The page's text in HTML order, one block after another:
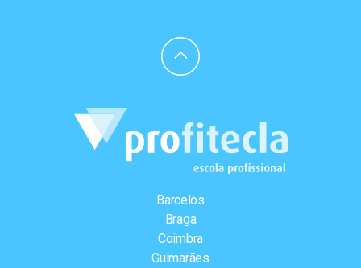
Barcelos
Braga
Coimbra
Guimarães